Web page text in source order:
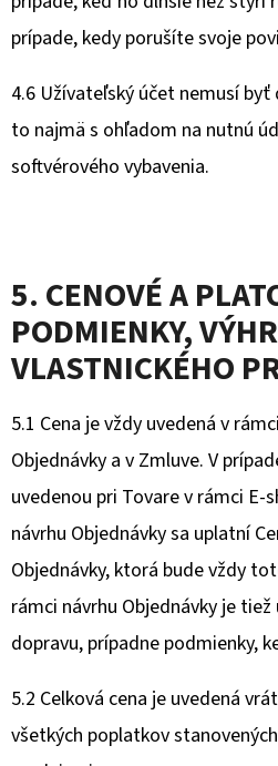
prípade, kedy porušíte svoje
4.6 Užívateľský účet nemusí
to najmä s ohľadom na nutnú
softvérového vybavenia.
5. CENOVÉ A
PODMIENKY,
VLASTNICKÉHO
5.1 Cena je vždy uvedená v
Objednávky a v Zmluve. V
uvedenou pri Tovare v rámci E-
návrhu Objednávky sa uplatní
Objednávky, ktorá bude vždy
rámci návrhu Objednávky je tiež
dopravu, prípadne podmienky,
5.2 Celková cena je uvedená
všetkých poplatkov